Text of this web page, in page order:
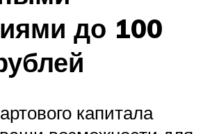
до 100
капитала